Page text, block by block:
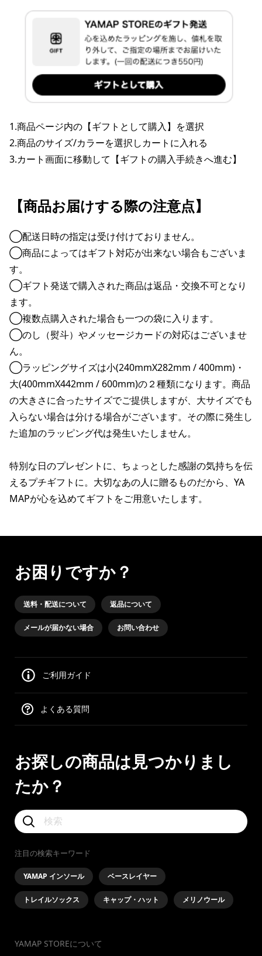
1.商品ページ内の【ギフトとして購入】を選択
2.商品のサイズ/カラーを選択しカートに入れる
3.カート画面に移動して【ギフトの購入手続きへ進む】
【商品お届けする際の注意点】
◯配送日時の指定は受け付けておりません。
◯商品によってはギフト対応が出来ない場合もございま
す。
◯ギフト発送で購入された商品は返品・交換不可となり
ます。
◯複数点購入された場合も一つの袋に入ります。
◯のし（熨斗）やメッセージカードの対応はございませ
ん。
◯ラッピングサイズは小(240mmX282mm / 400mm)・
大(400mmX442mm / 600mm)の２種類になります。商品
の大きさに合ったサイズでご提供しますが、大サイズでも
入らない場合は分ける場合がございます。その際に発生し
た追加のラッピング代は発生いたしません。
特別な日のプレゼントに、ちょっとした感謝の気持ちを伝
えるプチギフトに。大切なあの人に贈るものだから、YA
MAPが心を込めてギフトをご用意いたします。
お困りですか？
送料・配送について 返品について
メールが届かない場合 お問い合わせ
ご利用ガイド
よくある質問
お探しの商品は見つかりまし
たか？
注目の検索キーワード
YAMAP インソール ベースレイヤー
トレイルソックス キャップ・ハット メリノウール
YAMAP STOREについて